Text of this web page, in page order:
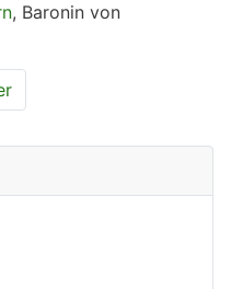
, Baronin von